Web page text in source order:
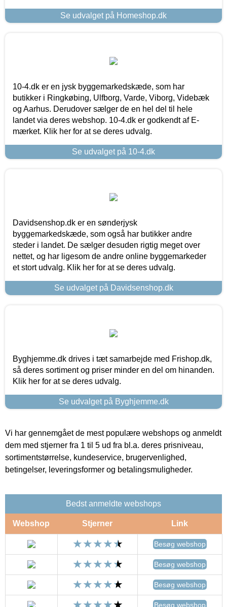
Se udvalget på Homeshop.dk
10-4.dk er en jysk byggemarkedskæde, som har
butikker i Ringkøbing, Ulfborg, Varde, Viborg, Videbæk
og Aarhus. Derudover sælger de en hel del til hele
landet via deres webshop. 10-4.dk er godkendt af E-
mærket. Klik her for at se deres udvalg.
Se udvalget på 10-4.dk
Davidsenshop.dk er en sønderjysk
byggemarkedskæde, som også har butikker andre
steder i landet. De sælger desuden rigtig meget over
nettet, og har ligesom de andre online byggemarkeder
et stort udvalg. Klik her for at se deres udvalg.
Se udvalget på Davidsenshop.dk
Byghjemme.dk drives i tæt samarbejde med Frishop.dk,
så deres sortiment og priser minder en del om hinanden.
Klik her for at se deres udvalg.
Se udvalget på Byghjemme.dk
Vi har gennemgået de mest populære webshops og anmeldt
dem med stjerner fra 1 til 5 ud fra bl.a. deres prisniveau,
sortimentstørrelse, kundeservice, brugervenlighed,
betingelser, leveringsformer og betalingsmuligheder.
Bedst anmeldte webshops
Webshop Stjerner Link
Besøg webshop
Besøg webshop
Besøg webshop
Besøg webshop